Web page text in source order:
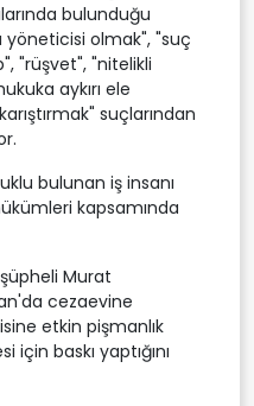
bulunduğu
yöneticisi olmak", "suç
"rüşvet", "nitelikli
aykırı ele
suçlarından
bulunan iş insanı
kapsamında
Murat
cezaevine
etkin pişmanlık
baskı yaptığını